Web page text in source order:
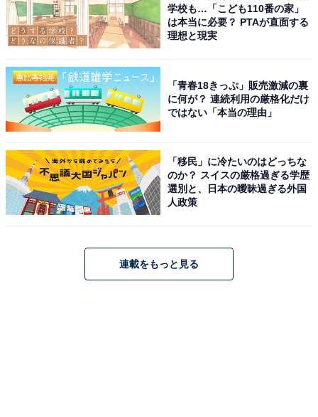
学校も…「こども110番の家」
は本当に必要？ PTAが直面する
理想と現実
「青春18きっぷ」販売激減の裏
に何が？ 連続利用の厳格化だけ
ではない「本当の理由」
「移民」に冷たいのはどっちな
のか？ スイスの厳格過ぎる学歴
選別と、日本の曖昧過ぎる外国
人政策
連載をもっと見る